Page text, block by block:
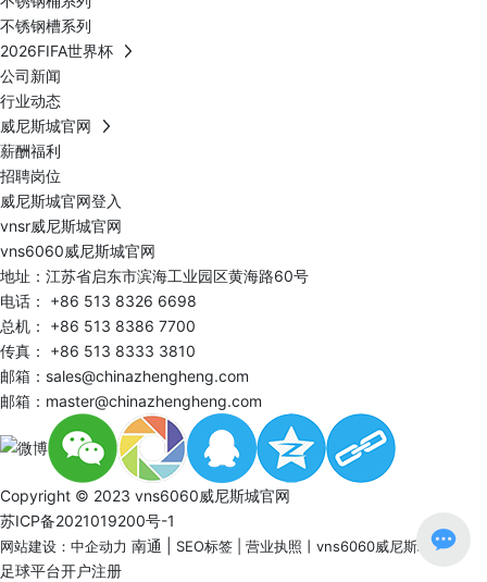
不锈钢槽系列
2026FIFA世界杯
公司新闻
行业动态
威尼斯城官网
薪酬福利
招聘岗位
威尼斯城官网登入
vnsr威尼斯城官网
vns6060威尼斯城官网
地址：江苏省启东市滨海工业园区黄海路60号
电话： +86 513 8326 6698
总机： +86 513 8386 7700
传真： +86 513 8333 3810
邮箱： sales@chinazhengheng.com
邮箱： master@chinazhengheng.com
Copyright © 2023 vns6060威尼斯城官网
苏ICP备2021019200号-1
网站建设：中企动力 南通 SEO标签 营业执照 丨 vns6060威尼斯城官网
足球平台开户注册